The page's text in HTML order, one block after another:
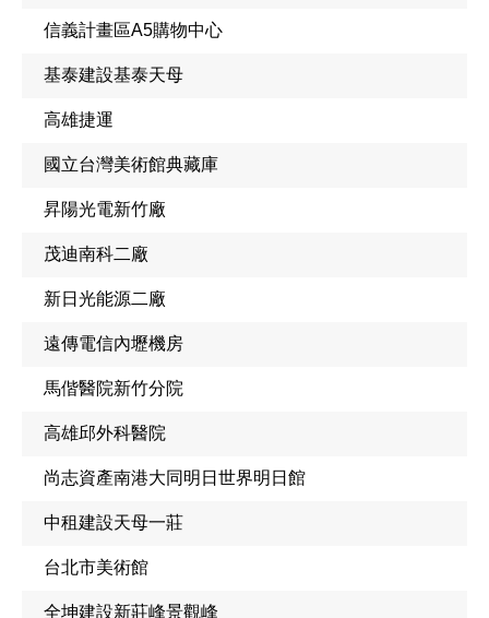
信義計畫區A5購物中心
基泰建設基泰天母
高雄捷運
國立台灣美術館典藏庫
昇陽光電新竹廠
茂迪南科二廠
新日光能源二廠
遠傳電信內壢機房
馬偕醫院新竹分院
高雄邱外科醫院
尚志資產南港大同明日世界明日館
中租建設天母一莊
台北市美術館
全坤建設新莊峰景觀峰